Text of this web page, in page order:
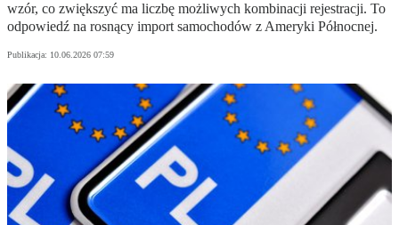
wzór, co zwiększyć ma liczbę możliwych kombinacji rejestracji. To
odpowiedź na rosnący import samochodów z Ameryki Północnej.
Publikacja: 10.06.2026 07:59